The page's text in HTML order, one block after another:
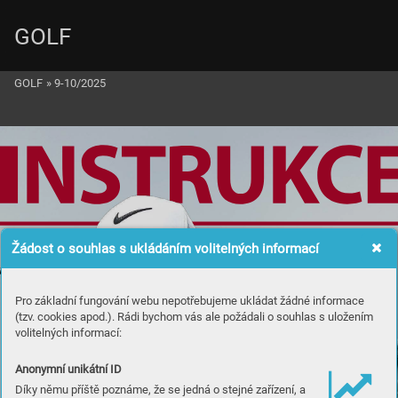
Žádost o souhlas s ukládáním volitelných informací
Pro základní fungování webu nepotřebujeme ukládat žádné informace
(tzv. cookies apod.). Rádi bychom vás ale požádali o souhlas s uložením
volitelných informací:
Anonymní unikátní ID
Díky němu příště poznáme, že se jedná o stejné zařízení, a
í
o
p
a
l
!
BRO
KOEPKA
GOLF
GOLF » 9-10/2025